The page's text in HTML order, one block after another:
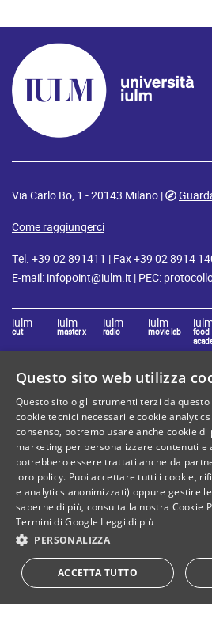
Via Carlo Bo, 1 - 20143 Milano |
Come raggiungerci
Tel. +39 02 891411 | Fax +39 02 8914
E-mail: infopoint@iulm.it | PEC:
iulm
cut
iulm
master x
iulm
radio
iulm
movie lab
food
Resta connesso con IULM
Mappa del sito
Cookie Policy
C. Fiscale: 80071270153
Questo sito web utilizza
Questo sito o gli strumenti terzi da
cookie tecnici necessari e cookie
consenso, potremo usare anche cookie
marketing per personalizzare contenuti e
potrebbero essere trattati anche da
loro policy. Puoi accettare tutti i cookie,
e analytics anonimizzati) oppure gestire
saperne di più, consulta la nostra Cookie
Termini di Google Leggi di più
PERSONALIZZA
ACCETTA TUTTO